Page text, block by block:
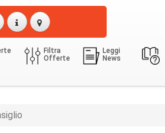
Filtra
Offerte
Leggi
News